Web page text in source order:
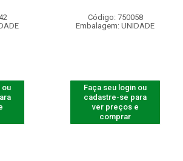
ou
Código: 750058
Embalagem: UNIDADE
Faça seu login ou
cadastre-se para
ver preços e
comprar